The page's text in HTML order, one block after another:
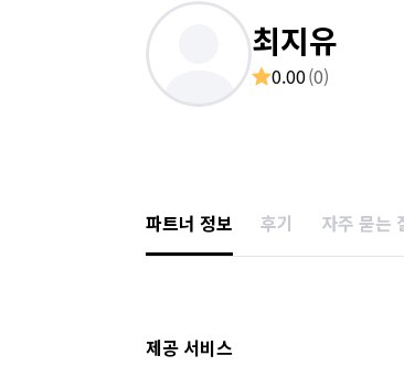
최지유
0.00(0)
파트너 정보 후기 자주 묻는
제공 서비스